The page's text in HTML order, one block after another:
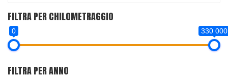
FILTRA PER CHILOMETRAGGIO
0 330 000
FILTRA PER ANNO